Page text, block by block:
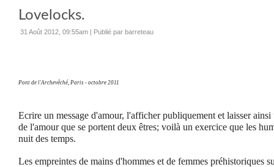
Lovelocks.
31 Août 2012, 09:55am | Publié par barreteau
Pont de l'Archevêché, Paris - octobre 2011
Ecrire un message d'amour, l'afficher publiquement et laisser
de l'amour que se portent deux êtres; voilà un exercice que les
nuit des temps.
Les empreintes de mains d'hommes et de femmes préhistoriques